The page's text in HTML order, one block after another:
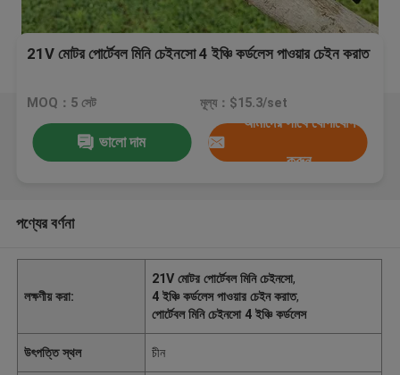
21V মোটর পোর্টেবল মিনি চেইনসো 4 ইঞ্চি কর্ডলেস পাওয়ার চেইন করাত
MOQ：5 সেট মূল্য：$15.3/set
ভালো দাম
আমাদের সাথে যোগাযোগ
করুন
পণ্যের বর্ণনা
লক্ষণীয় করা:
21V মোটর পোর্টেবল মিনি চেইনসো,
4 ইঞ্চি কর্ডলেস পাওয়ার চেইন করাত,
পোর্টেবল মিনি চেইনসো 4 ইঞ্চি কর্ডলেস
উৎপত্তি স্থল চীন